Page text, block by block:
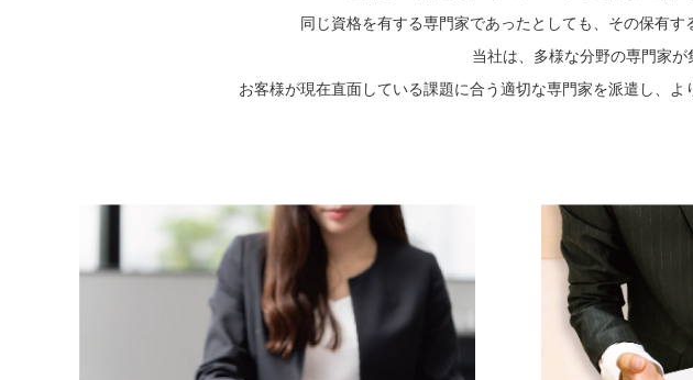
同じ資格を有する専門家であったとしても、その保有
当社は、多様な分野の専門家が
お客様が現在直面している課題に合う適切な専門家を派遣し、